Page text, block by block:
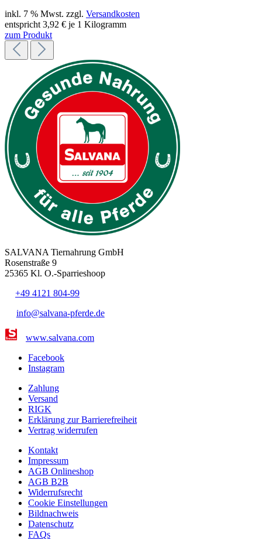
inkl. 7 % Mwst. zzgl. Versandkosten
entspricht 3,92 € je 1 Kilogramm
zum Produkt
SALVANA Tiernahrung GmbH
Rosenstraße 9
25365 Kl. O.-Sparrieshoop
+49 4121 804-99
info@salvana-pferde.de
www.salvana.com
Facebook
Instagram
Zahlung
Versand
RIGK
Erklärung zur Barrierefreiheit
Vertrag widerrufen
Kontakt
Impressum
AGB Onlineshop
AGB B2B
Widerrufsrecht
Cookie Einstellungen
Bildnachweis
Datenschutz
FAQs